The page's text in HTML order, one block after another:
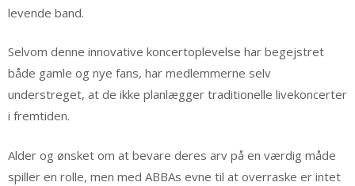
levende band.
Selvom denne innovative koncertoplevelse har begejstret
både gamle og nye fans, har medlemmerne selv
understreget, at de ikke planlægger traditionelle livekoncerter
i fremtiden.
Alder og ønsket om at bevare deres arv på en værdig måde
spiller en rolle, men med ABBAs evne til at overraske er intet